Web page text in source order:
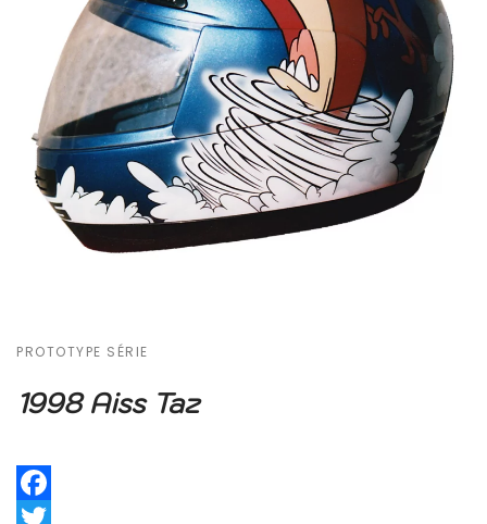
PROTOTYPE SÉRIE
1998 Aiss Taz
Facebook